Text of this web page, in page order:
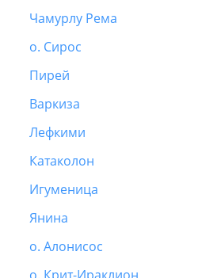
Чамурлу Рема
о. Сирос
Пирей
Варкиза
Лефкими
Катаколон
Игуменица
Янина
о. Алонисос